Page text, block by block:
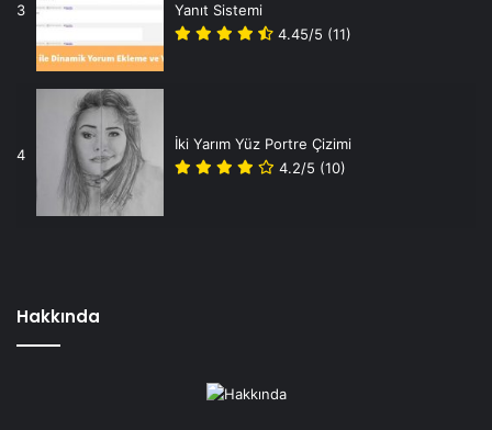
3
Yanıt Sistemi
4.45/5 (11)
4
İki Yarım Yüz Portre Çizimi
4.2/5 (10)
Hakkında